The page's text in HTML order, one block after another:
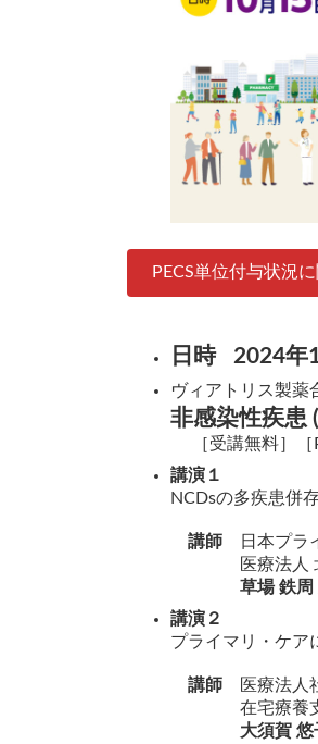
PECS単位付与状況
日時 2024年
ヴィアトリス製薬
非感染性疾患
［受講無料］［
講演１
NCDsの多疾患併
講師 日本プラ
医療法人 北海
草場 鉄周
講演２
プライマリ・ケア
講師 医療法人
在宅療養支援
大須賀 悠